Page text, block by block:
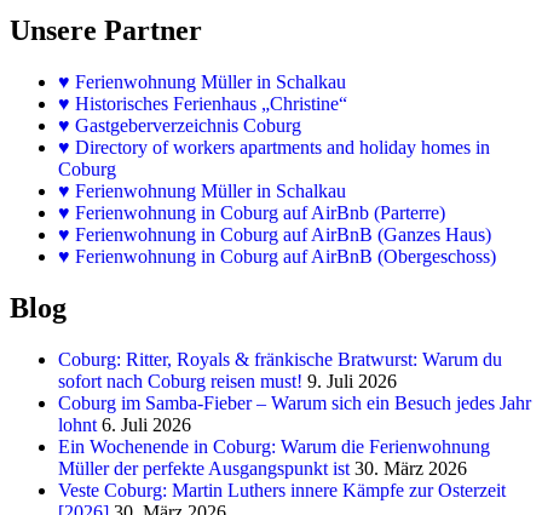
Unsere Partner
♥ Ferienwohnung Müller in Schalkau
♥ Historisches Ferienhaus „Christine“
♥ Gastgeberverzeichnis Coburg
♥ Directory of workers apartments and holiday homes in
Coburg
♥ Ferienwohnung Müller in Schalkau
♥ Ferienwohnung in Coburg auf AirBnb (Parterre)
♥ Ferienwohnung in Coburg auf AirBnB (Ganzes Haus)
♥ Ferienwohnung in Coburg auf AirBnB (Obergeschoss)
Blog
Coburg: Ritter, Royals & fränkische Bratwurst: Warum du
sofort nach Coburg reisen must! 9. Juli 2026
Coburg im Samba-Fieber – Warum sich ein Besuch jedes Jahr
lohnt 6. Juli 2026
Ein Wochenende in Coburg: Warum die Ferienwohnung
Müller der perfekte Ausgangspunkt ist 30. März 2026
Veste Coburg: Martin Luthers innere Kämpfe zur Osterzeit